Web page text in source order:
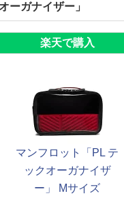
ーガナイザー」
楽天で購入
マンフロット「PL テ
ックオーガナイザ
ー」 Mサイズ